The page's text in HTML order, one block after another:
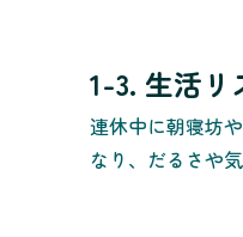
1-3. 生活リ
連休中に朝寝坊
なり、だるさや